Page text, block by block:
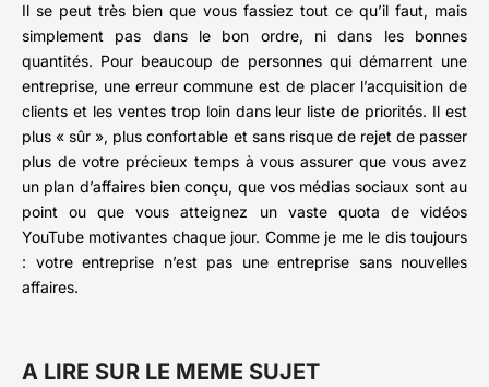
Il se peut très bien que vous fassiez tout ce qu’il faut, mais
simplement pas dans le bon ordre, ni dans les bonnes
quantités. Pour beaucoup de personnes qui démarrent une
entreprise, une erreur commune est de placer l’acquisition de
clients et les ventes trop loin dans leur liste de priorités. Il est
plus « sûr », plus confortable et sans risque de rejet de passer
plus de votre précieux temps à vous assurer que vous avez
un plan d’affaires bien conçu, que vos médias sociaux sont au
point ou que vous atteignez un vaste quota de vidéos
YouTube motivantes chaque jour. Comme je me le dis toujours
: votre entreprise n’est pas une entreprise sans nouvelles
affaires.
A LIRE SUR LE MEME SUJET